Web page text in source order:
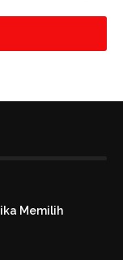
Memilih